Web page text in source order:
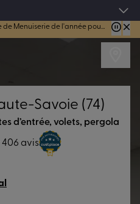
TRYBA a été réélue Meilleure Enseigne de Menuiserie de l'année pour la 7ème année consécutive.
Savoie (74)
d’entrée, volets, pergola
406 avis